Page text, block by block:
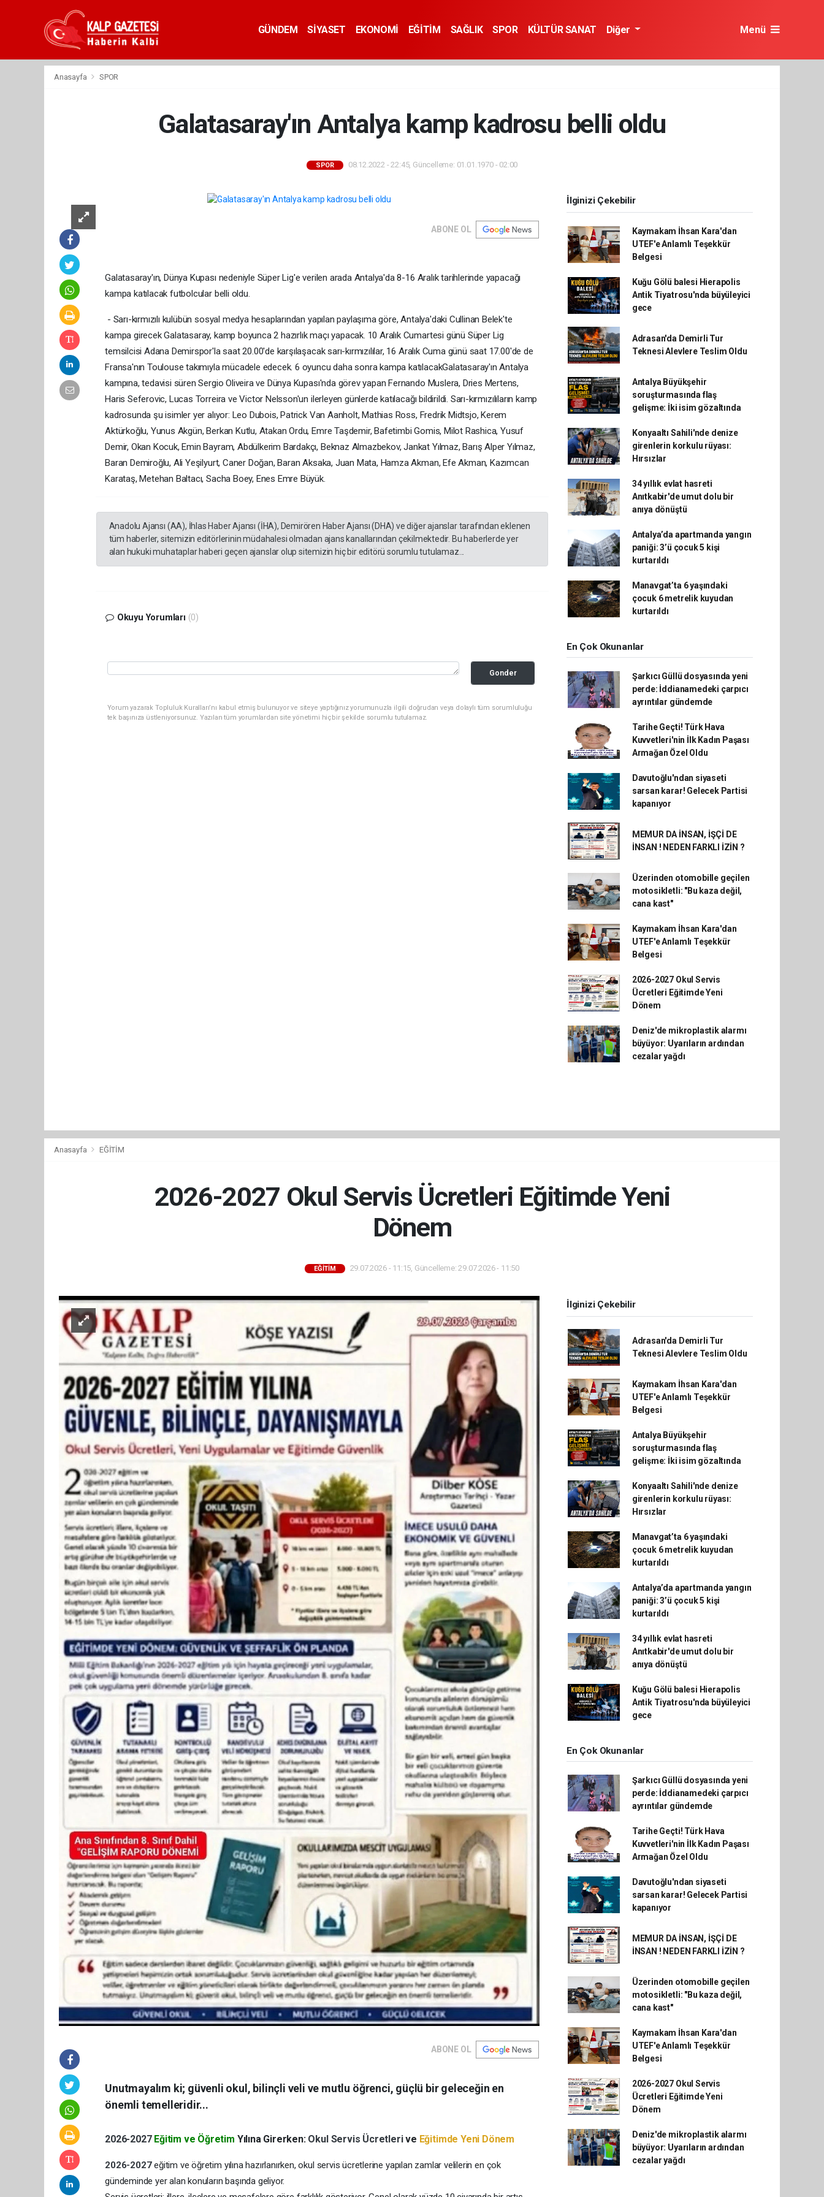
GÜNDEM SİYASET EKONOMİ EĞİTİM SAĞLIK SPOR KÜLTÜR SANAT Diğer Menü
Anasayfa SPOR
Galatasaray'ın Antalya kamp kadrosu belli oldu
SPOR 08.12.2022 - 22:45, Güncelleme: 01.01.1970 - 02:00
ABONE OL
Galatasaray'ın, Dünya Kupası nedeniyle Süper Lig'e verilen arada Antalya'da 8-16 Aralık tarihlerinde yapacağı
kampa katılacak futbolcular belli oldu.
- Sarı-kırmızılı kulübün sosyal medya hesaplarından yapılan paylaşıma göre, Antalya'daki Cullinan Belek'te
kampa girecek Galatasaray, kamp boyunca 2 hazırlık maçı yapacak. 10 Aralık Cumartesi günü Süper Lig
temsilcisi Adana Demirspor'la saat 20.00'de karşılaşacak sarı-kırmızılılar, 16 Aralık Cuma günü saat 17.00'de de
Fransa'nın Toulouse takımıyla mücadele edecek. 6 oyuncu daha sonra kampa katılacakGalatasaray'ın Antalya
kampına, tedavisi süren Sergio Oliveira ve Dünya Kupası'nda görev yapan Fernando Muslera, Dries Mertens,
Haris Seferovic, Lucas Torreira ve Victor Nelsson'un ilerleyen günlerde katılacağı bildirildi. Sarı-kırmızılıların kamp
kadrosunda şu isimler yer alıyor: Leo Dubois, Patrick Van Aanholt, Mathias Ross, Fredrik Midtsjo, Kerem
Aktürkoğlu, Yunus Akgün, Berkan Kutlu, Atakan Ordu, Emre Taşdemir, Bafetimbi Gomis, Milot Rashica, Yusuf
Demir, Okan Kocuk, Emin Bayram, Abdülkerim Bardakçı, Beknaz Almazbekov, Jankat Yılmaz, Barış Alper Yılmaz,
Baran Demiroğlu, Ali Yeşilyurt, Caner Doğan, Baran Aksaka, Juan Mata, Hamza Akman, Efe Akman, Kazımcan
Karataş, Metehan Baltacı, Sacha Boey, Enes Emre Büyük.
Anadolu Ajansı (AA), İhlas Haber Ajansı (İHA), Demirören Haber Ajansı (DHA) ve diğer ajanslar tarafından eklenen
tüm haberler, sitemizin editörlerinin müdahalesi olmadan ajans kanallarından çekilmektedir. Bu haberlerde yer
alan hukuki muhataplar haberi geçen ajanslar olup sitemizin hiç bir editörü sorumlu tutulamaz...
Okuyu Yorumları (0)
Gonder
Yorum yazarak Topluluk Kuralları’nı kabul etmiş bulunuyor ve siteye yaptığınız yorumunuzla ilgili doğrudan veya dolaylı tüm sorumluluğu
tek başınıza üstleniyorsunuz. Yazılan tüm yorumlardan site yönetimi hiçbir şekilde sorumlu tutulamaz.
İlginizi Çekebilir
Kaymakam İhsan Kara'dan
UTEF'e Anlamlı Teşekkür
Belgesi
Kuğu Gölü balesi Hierapolis
Antik Tiyatrosu'nda büyüleyici
gece
Adrasan'da Demirli Tur
Teknesi Alevlere Teslim Oldu
Antalya Büyükşehir
soruşturmasında flaş
gelişme: İki isim gözaltında
Konyaaltı Sahili'nde denize
girenlerin korkulu rüyası:
Hırsızlar
34 yıllık evlat hasreti
Anıtkabir'de umut dolu bir
anıya dönüştü
Antalya’da apartmanda yangın
paniği: 3’ü çocuk 5 kişi
kurtarıldı
Manavgat’ta 6 yaşındaki
çocuk 6 metrelik kuyudan
kurtarıldı
En Çok Okunanlar
Şarkıcı Güllü dosyasında yeni
perde: İddianamedeki çarpıcı
ayrıntılar gündemde
Tarihe Geçti! Türk Hava
Kuvvetleri'nin İlk Kadın Paşası
Armağan Özel Oldu
Davutoğlu'ndan siyaseti
sarsan karar! Gelecek Partisi
kapanıyor
MEMUR DA İNSAN, İŞÇİ DE
İNSAN ! NEDEN FARKLI İZİN ?
Üzerinden otomobille geçilen
motosikletli: "Bu kaza değil,
cana kast"
Kaymakam İhsan Kara'dan
UTEF'e Anlamlı Teşekkür
Belgesi
2026-2027 Okul Servis
Ücretleri Eğitimde Yeni
Dönem
Deniz'de mikroplastik alarmı
büyüyor: Uyarıların ardından
cezalar yağdı
Anasayfa EĞİTİM
2026-2027 Okul Servis Ücretleri Eğitimde Yeni
Dönem
EĞİTİM 29.07.2026 - 11:15, Güncelleme: 29.07.2026 - 11:50
ABONE OL
Unutmayalım ki; güvenli okul, bilinçli veli ve mutlu öğrenci, güçlü bir geleceğin en
önemli temelleridir...
2026-2027 Eğitim ve Öğretim Yılına Girerken: Okul Servis Ücretlerive Eğitimde Yeni Dönem
2026-2027eğitim ve öğretim yılına hazırlanırken, okul servis ücretlerine yapılan zamlar velilerin en çok
gündeminde yer alan konuların başında geliyor.
İlginizi Çekebilir
Adrasan'da Demirli Tur
Teknesi Alevlere Teslim Oldu
Kaymakam İhsan Kara'dan
UTEF'e Anlamlı Teşekkür
Belgesi
Antalya Büyükşehir
soruşturmasında flaş
gelişme: İki isim gözaltında
Konyaaltı Sahili'nde denize
girenlerin korkulu rüyası:
Hırsızlar
Manavgat’ta 6 yaşındaki
çocuk 6 metrelik kuyudan
kurtarıldı
Antalya’da apartmanda yangın
paniği: 3’ü çocuk 5 kişi
kurtarıldı
34 yıllık evlat hasreti
Anıtkabir'de umut dolu bir
anıya dönüştü
Kuğu Gölü balesi Hierapolis
Antik Tiyatrosu'nda büyüleyici
gece
En Çok Okunanlar
Şarkıcı Güllü dosyasında yeni
perde: İddianamedeki çarpıcı
ayrıntılar gündemde
Tarihe Geçti! Türk Hava
Kuvvetleri'nin İlk Kadın Paşası
Armağan Özel Oldu
Davutoğlu'ndan siyaseti
sarsan karar! Gelecek Partisi
kapanıyor
MEMUR DA İNSAN, İŞÇİ DE
İNSAN ! NEDEN FARKLI İZİN ?
Üzerinden otomobille geçilen
motosikletli: "Bu kaza değil,
cana kast"
Kaymakam İhsan Kara'dan
UTEF'e Anlamlı Teşekkür
Belgesi
2026-2027 Okul Servis
Ücretleri Eğitimde Yeni
Dönem
Deniz'de mikroplastik alarmı
büyüyor: Uyarıların ardından
cezalar yağdı